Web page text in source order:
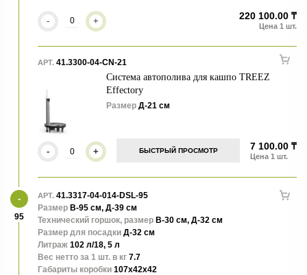
- + 220 100.00 ₸
АРТ. 41.3300-04-CN-21
Система автополива для кашпо TREEZ
Effectory
Размер Д-21 см
БЫСТРЫЙ ПРОСМОТР
- + 7 100.00 ₸
95
АРТ. 41.3317-04-014-DSL-95
Размер В-95 см, Д-39 см
Технический горшок, размер В-30 см, Д-32 см
Размер для посадки Д-32 см
Литраж 102 л/18, 5 л
Вес нетто за 1 шт. в кг 7.7
Габариты коробки 107x42x42